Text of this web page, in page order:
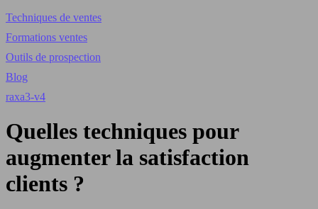
Techniques de ventes
Formations ventes
Outils de prospection
Blog
raxa3-v4
Quelles techniques pour
augmenter la satisfaction
clients ?